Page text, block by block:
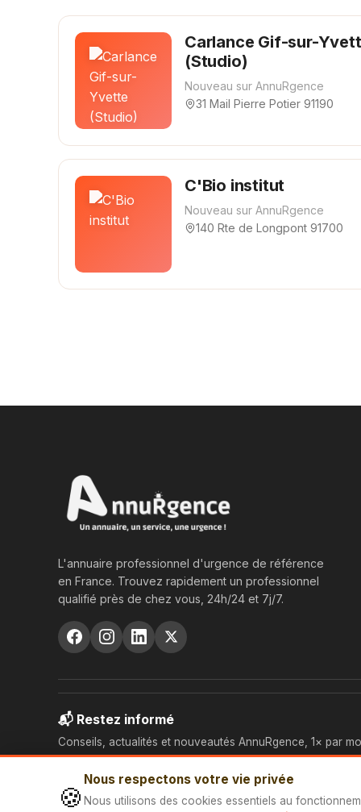
🍪
Nous respectons votre vie privée
Nous utilisons des cookies essentiels au
Carlance Gif-sur-
(Studio)
Nouveau sur AnnuRgence
31 Mail Pierre Potier 91190
C'Bio institut
Nouveau sur AnnuRgence
140 Rte de Longpont 91700
L'annuaire professionnel d'urgence de référence
en France. Trouvez rapidement un professionnel
qualifié près de chez vous, 24h/24 et 7j/7.
📬 Restez informé
Conseils, actualités et nouveautés AnnuRgence, 1× par
© 2026 AnnuRgence — Tous droits réservés.